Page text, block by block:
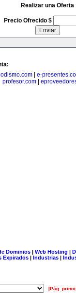
Realizar una Oferta
Precio Ofrecido $
e-
profesor.com|
Dominios| Web Hosting |
Expirados | Industrias |
[Pág.